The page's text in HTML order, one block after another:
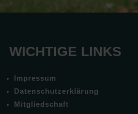
WICHTIGE LINKS
Impressum
Datenschutzerklärung
Mitgliedschaft